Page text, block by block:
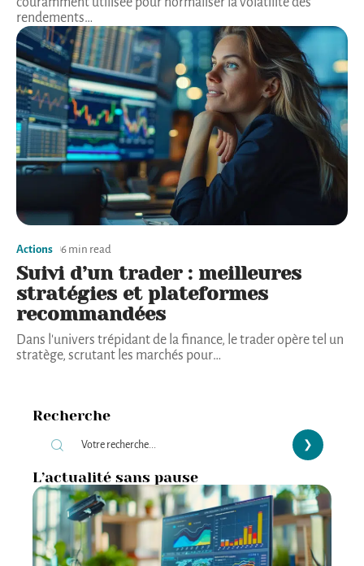
rendements…
Actions 6 min read
Suivi d’un trader : meilleures
stratégies et plateformes
recommandées
Dans l'univers trépidant de la finance, le trader opère tel un
stratège, scrutant les marchés pour…
Recherche
L’actualité sans pause